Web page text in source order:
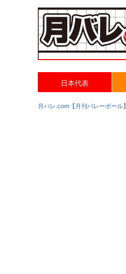
日本代表
月バレ.com【月刊バレーボール】